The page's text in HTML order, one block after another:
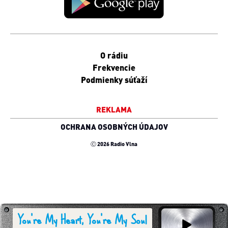
You're My Heart, You're My Soul
Zavrieť [x]
Zavrieť [x]
Zavrieť [x]
O rádiu
Frekvencie
Podmienky súťaží
REKLAMA
OCHRANA OSOBNÝCH ÚDAJOV
Ⓒ 2026 Radio Vlna